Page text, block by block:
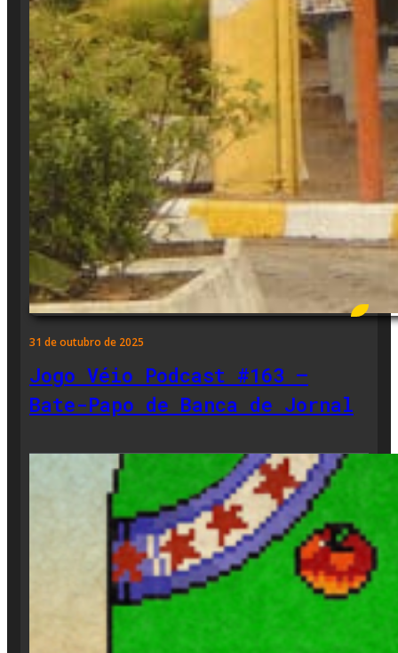
31 de outubro de 2025
Jogo Véio Podcast #163 –
Bate-Papo de Banca de Jornal